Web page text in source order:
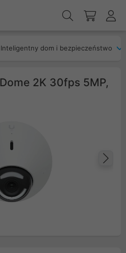
Inteligentny dom i bezpieczeństwo
2K 30fps 5MP,